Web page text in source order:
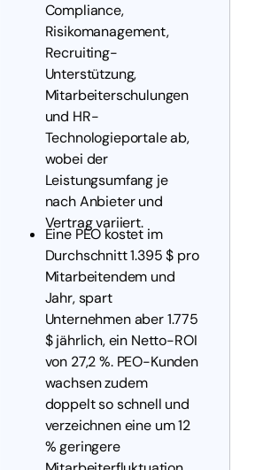
Compliance,
Risikomanagement,
Recruiting-
Unterstützung,
Mitarbeiterschulungen
und HR-
Technologieportale ab,
wobei der
Leistungsumfang je
nach Anbieter und
Vertrag variiert.
Eine PEO kostet im
Durchschnitt 1.395 $ pro
Mitarbeitendem und
Jahr, spart
Unternehmen aber 1.775
$ jährlich, ein Netto-ROI
von 27,2 %. PEO-Kunden
wachsen zudem
doppelt so schnell und
verzeichnen eine um 12
% geringere